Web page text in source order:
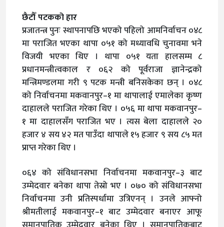
छैटौँ पटकको हार
प्रजातन्त्र पुनः स्थापनापछि भएको पहिलो आमनिर्वाचन ०४८
मा पराजित भएका थापा ०५१ को मध्यावधि चुनावमा भने
विजयी भएका थिए । थापा ०५१ यता हालसम्म ८
प्रधानमन्त्रीत्वकाल र ०६२ को पूर्वराजा ज्ञानेन्द्रको
मन्त्रिमण्डलमा गरी ९ पटक मन्त्री बनिसकेका छन् । ०४८
को निर्वाचनमा मकवानपुर–१ मा थापालाई एमालेका कृष्ण
दाहालले पराजित गरेका थिए । ०५६ मा थापा मकवानपुर–
१ मा दाहालसँग पराजित भए । त्यस बेला दाहालले २०
हजार ४ सय ४२ मत पाउँदा थापाले १५ हजार ९ सय ८५ मत
प्राप्त गरेका थिए ।
०६४ को संविधानसभा निर्वाचनमा मकवानपुर–३ बाट
उम्मेदवार बनेका थापा तेस्रो भए । ०७० को संविधानसभा
निर्वाचनमा उनी प्रतिस्पर्धामा उत्रिएनन् । उनले आफ्नो
श्रीमतीलाई मकवानपुर–१ बाट उम्मेदवार बनाएर आफू